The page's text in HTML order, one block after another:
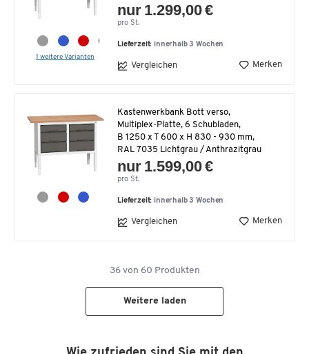
1 weitere Varianten
nur 1.299,00 €
pro St.
Lieferzeit: innerhalb 3 Wochen
Vergleichen Merken
Kastenwerkbank Bott verso,
Multiplex-Platte, 6 Schubladen,
B 1250 x T 600 x H 830 - 930 mm,
RAL 7035 Lichtgrau / Anthrazitgrau
nur 1.599,00 €
pro St.
Lieferzeit: innerhalb 3 Wochen
Vergleichen Merken
36von 60 Produkten
Weitere laden